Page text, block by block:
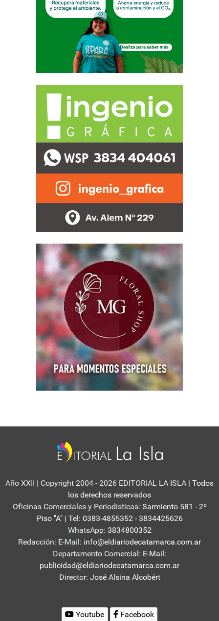
Año XXII | Copyright 2004 - 2026 EDITORIAL LA ISLA | Todos
los derechos reservados
Oficinas Comerciales y Periodisticas: Sarmiento 581 - 2º
Piso "A" | Tel: 0383-4855352 - 3834425626
WhatsApp: 3834800352
Redacción: E-Mail: info@eldiariodecatamarca.com.ar
Departamento Comercial: E-Mail:
publicidad@eldiariodecatamarca.com.ar
Director: José Alsina Alcobért
Youtube Facebook